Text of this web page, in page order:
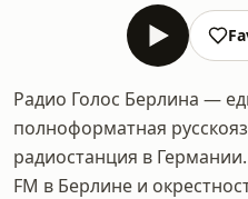
Радио Голос Берлина —
полноформатная
радиостанция в
FM в Берлине и